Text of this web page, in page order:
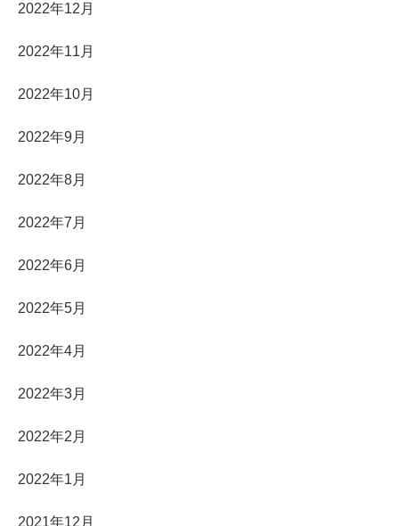
2022年12月
2022年11月
2022年10月
2022年9月
2022年8月
2022年7月
2022年6月
2022年5月
2022年4月
2022年3月
2022年2月
2022年1月
2021年12月